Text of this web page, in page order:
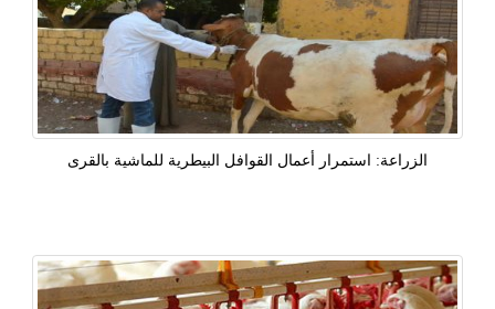
الزراعة: استمرار أعمال القوافل البيطرية للماشية بالقرى